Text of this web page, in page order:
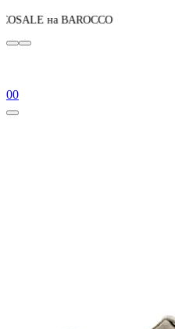
SALE на
00